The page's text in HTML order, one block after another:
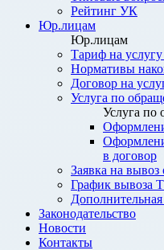
Рейтинг УК
Юр.лицам
Юр.лицам
Тариф на
Нормативы
Договор на
Услуга по
Услуга
в договор
Заявка на
График вывоза
Законодательство
Новости
Контакты